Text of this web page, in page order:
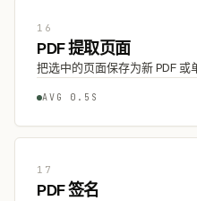
16
PDF 提取页面
把选中的页面保存为新 PDF 或
AVG 0.5S
17
PDF 签名